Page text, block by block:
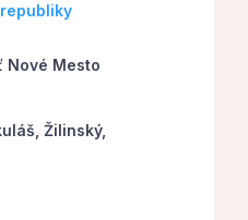
Nové Mesto
Žilinský,